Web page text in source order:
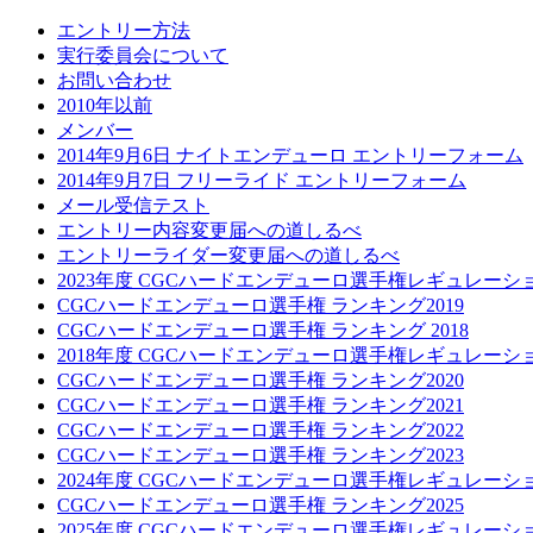
エントリー方法
実行委員会について
お問い合わせ
2010年以前
メンバー
2014年9月6日 ナイトエンデューロ エントリーフォーム
2014年9月7日 フリーライド エントリーフォーム
メール受信テスト
エントリー内容変更届への道しるべ
エントリーライダー変更届への道しるべ
2023年度 CGCハードエンデューロ選手権レギュレーシ
CGCハードエンデューロ選手権 ランキング2019
CGCハードエンデューロ選手権 ランキング 2018
2018年度 CGCハードエンデューロ選手権レギュレーシ
CGCハードエンデューロ選手権 ランキング2020
CGCハードエンデューロ選手権 ランキング2021
CGCハードエンデューロ選手権 ランキング2022
CGCハードエンデューロ選手権 ランキング2023
2024年度 CGCハードエンデューロ選手権レギュレーシ
CGCハードエンデューロ選手権 ランキング2025